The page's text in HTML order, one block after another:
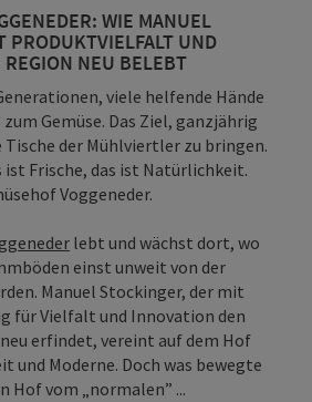
WIE MANUEL
PRODUKTVIELFALT UND
NEU BELEBT
viele helfende Hände
Gemüse. Das Ziel, ganzjährig
Tische der Mühlviertler zu bringen.
ist Frische, das ist Natürlichkeit.
Voggeneder.
lebt und wächst dort, wo
einst unweit von der
Manuel Stockinger, der mit
für Vielfalt und Innovation den
erfindet, vereint auf dem Hof
und Moderne. Doch was bewegte
Hof vom „normalen” ...